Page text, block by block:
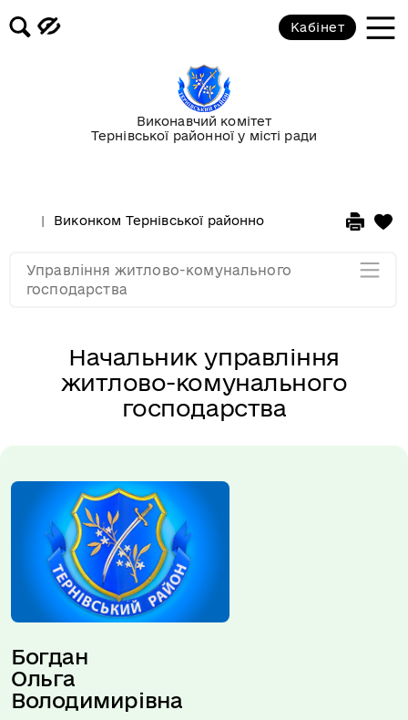
Виконавчий комітет
Тернівської районної у місті ради
Кабінет
Виконком Тернівської районної у місті ради
Начальник управління
житлово-комунального
господарства
Богдан
Ольга
Володимирівна
Управління житлово-комунального
господарства
Керівництво
Відділ благоустрою
Відділ житлово-комунального
договірних відносин
Мапа розділу